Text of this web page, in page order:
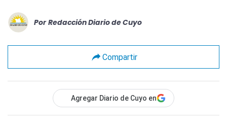
Por Redacción Diario de Cuyo
Compartir
Agregar Diario de Cuyo en